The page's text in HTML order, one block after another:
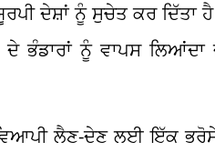
ਦੇਸ਼ਾਂ ਨੂੰ ਸੁਚੇਤ ਕਰ ਦਿੱਤਾ
ਭੰਡਾਰਾਂ ਨੂੰ ਵਾਪਸ
ਲੈਣ-ਦੇਣ ਲਈ ਇੱਕ